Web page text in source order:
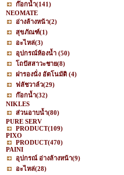
ก๊อกน้ำ(141)
NEOMATE
อ่างล้างหน้า(2)
สุขภัณฑ์(1)
อะไหล่(3)
อุปกรณ์ห้องน้ำ (50)
โถปัสสาวะชาย(8)
ฝารองนั่ง อัตโนมัติ (4)
ฟลัชวาล์ว(29)
ก๊อกน้ำ(32)
NIKLES
ส่วนอาบน้ำ(80)
PURE SERV
PRODUCT(109)
PIXO
PRODUCT(470)
PAINI
อุปกรณ์ อ่างล้างหน้า(9)
อะไหล่(28)